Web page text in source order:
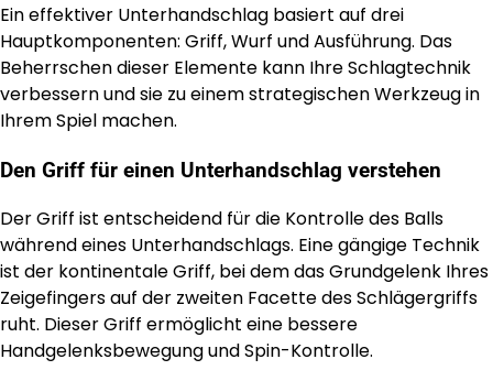
Ein effektiver Unterhandschlag basiert auf drei
Hauptkomponenten: Griff, Wurf und Ausführung. Das
Beherrschen dieser Elemente kann Ihre Schlagtechnik
verbessern und sie zu einem strategischen Werkzeug in
Ihrem Spiel machen.
Den Griff für einen Unterhandschlag verstehen
Der Griff ist entscheidend für die Kontrolle des Balls
während eines Unterhandschlags. Eine gängige Technik
ist der kontinentale Griff, bei dem das Grundgelenk Ihres
Zeigefingers auf der zweiten Facette des Schlägergriffs
ruht. Dieser Griff ermöglicht eine bessere
Handgelenksbewegung und Spin-Kontrolle.